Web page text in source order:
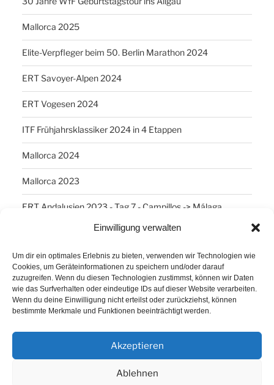
Einwilligung verwalten
Um dir ein optimales Erlebnis zu bieten, verwenden wir Technologien wie
Cookies, um Geräteinformationen zu speichern und/oder darauf
zuzugreifen. Wenn du diesen Technologien zustimmst, können wir Daten
wie das Surfverhalten oder eindeutige IDs auf dieser Website verarbeiten.
Wenn du deine Einwilligung nicht erteilst oder zurückziehst, können
bestimmte Merkmale und Funktionen beeinträchtigt werden.
Akzeptieren
Ablehnen
Mallorca 2025
Elite-Verpfleger beim 50. Berlin Marathon 2024
ERT Savoyer-Alpen 2024
ERT Vogesen 2024
ITF Frühjahrsklassiker 2024 in 4 Etappen
Mallorca 2024
Mallorca 2023
ERT Andalusien 2023 - Tag 7 - Campillos -> Málaga
Arber Daum Ergo 8i ErgoPlanet Frühsport
Havanna Kuba Laufen Los Angeles